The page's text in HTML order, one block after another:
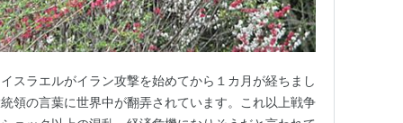
スラエルがイラン攻撃を始めてから１カ月が経ちまし
領の言葉に世界中が翻弄されています。これ以上戦争